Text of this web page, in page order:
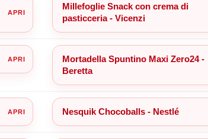
Millefoglie Snack con crema di
pasticceria - Vicenzi
Mortadella Spuntino Maxi Zero24 -
Beretta
Nesquik Chocoballs - Nestlé